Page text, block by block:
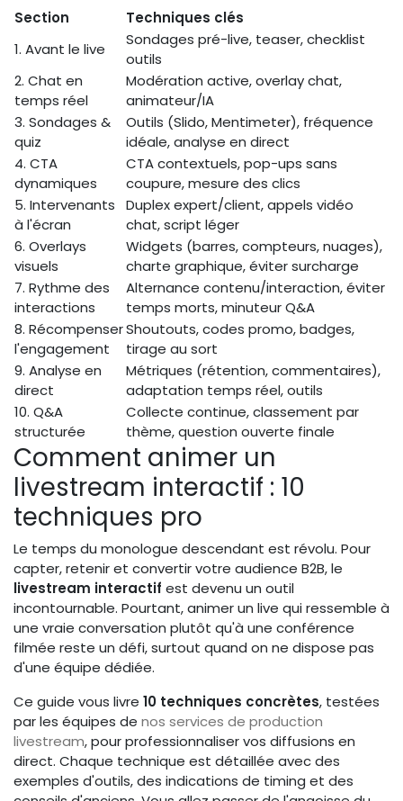
Section
Techniques clés
1. Avant le live
Sondages pré-live, teaser, checklist
outils
2. Chat en
temps réel
Modération active, overlay chat,
animateur/IA
3. Sondages &
quiz
Outils (Slido, Mentimeter), fréquence
idéale, analyse en direct
4. CTA
dynamiques
CTA contextuels, pop-ups sans
coupure, mesure des clics
5. Intervenants
à l'écran
Duplex expert/client, appels vidéo
chat, script léger
6. Overlays
visuels
Widgets (barres, compteurs, nuages),
charte graphique, éviter surcharge
7. Rythme des
interactions
Alternance contenu/interaction, éviter
temps morts, minuteur Q&A
8. Récompenser
l'engagement
Shoutouts, codes promo, badges,
tirage au sort
9. Analyse en
direct
Métriques (rétention, commentaires),
adaptation temps réel, outils
10. Q&A
structurée
Collecte continue, classement par
thème, question ouverte finale
Comment animer un
livestream interactif : 10
techniques pro
Le temps du monologue descendant est révolu. Pour
capter, retenir et convertir votre audience B2B, le
livestream interactif est devenu un outil
incontournable. Pourtant, animer un live qui ressemble à
une vraie conversation plutôt qu'à une conférence
filmée reste un défi, surtout quand on ne dispose pas
d'une équipe dédiée.
Ce guide vous livre 10 techniques concrètes, testées
par les équipes de nos services de production
livestream, pour professionnaliser vos diffusions en
direct. Chaque technique est détaillée avec des
exemples d'outils, des indications de timing et des